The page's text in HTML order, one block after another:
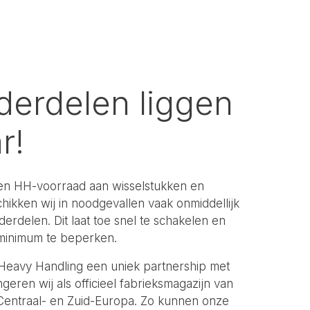
liggen
HH-voorraad aan wisselstukken en
wij in noodgevallen vaak onmiddellijk
Dit laat toe snel te schakelen en
te beperken.
Handling een uniek partnership met
wij als officieel fabrieksmagazijn van
en Zuid-Europa. Zo kunnen onze